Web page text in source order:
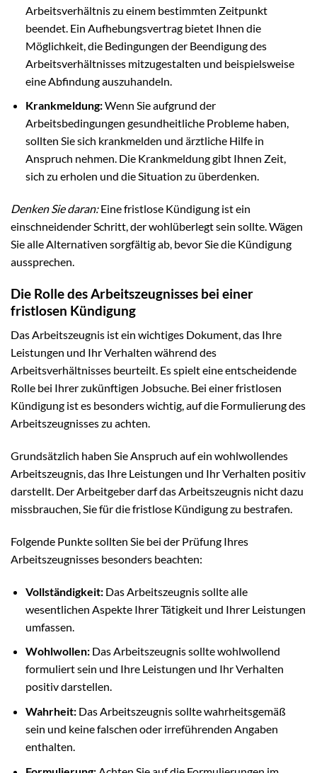
Arbeitsverhältnis zu einem bestimmten Zeitpunkt
beendet. Ein Aufhebungsvertrag bietet Ihnen die
Möglichkeit, die Bedingungen der Beendigung des
Arbeitsverhältnisses mitzugestalten und beispielsweise
eine Abfindung auszuhandeln.
Krankmeldung:Wenn Sie aufgrund der
Arbeitsbedingungen gesundheitliche Probleme haben,
sollten Sie sich krankmelden und ärztliche Hilfe in
Anspruch nehmen. Die Krankmeldung gibt Ihnen Zeit,
sich zu erholen und die Situation zu überdenken.
Denken Sie daran:Eine fristlose Kündigung ist ein
einschneidender Schritt, der wohlüberlegt sein sollte. Wägen
Sie alle Alternativen sorgfältig ab, bevor Sie die Kündigung
aussprechen.
Die Rolle des Arbeitszeugnisses bei einer
fristlosen Kündigung
Das Arbeitszeugnis ist ein wichtiges Dokument, das Ihre
Leistungen und Ihr Verhalten während des
Arbeitsverhältnisses beurteilt. Es spielt eine entscheidende
Rolle bei Ihrer zukünftigen Jobsuche. Bei einer fristlosen
Kündigung ist es besonders wichtig, auf die Formulierung des
Arbeitszeugnisses zu achten.
Grundsätzlich haben Sie Anspruch auf ein wohlwollendes
Arbeitszeugnis, das Ihre Leistungen und Ihr Verhalten positiv
darstellt. Der Arbeitgeber darf das Arbeitszeugnis nicht dazu
missbrauchen, Sie für die fristlose Kündigung zu bestrafen.
Folgende Punkte sollten Sie bei der Prüfung Ihres
Arbeitszeugnisses besonders beachten:
Vollständigkeit:Das Arbeitszeugnis sollte alle
wesentlichen Aspekte Ihrer Tätigkeit und Ihrer Leistungen
umfassen.
Wohlwollen:Das Arbeitszeugnis sollte wohlwollend
formuliert sein und Ihre Leistungen und Ihr Verhalten
positiv darstellen.
Wahrheit:Das Arbeitszeugnis sollte wahrheitsgemäß
sein und keine falschen oder irreführenden Angaben
enthalten.